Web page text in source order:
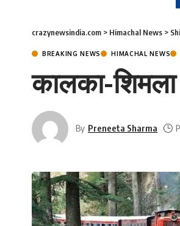
crazynewsindia.com > Himachal News >
BREAKING NEWS HIMACHAL NEWS
कालका-
By Preneeta Sharma